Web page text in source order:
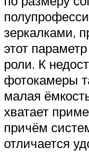
зеркалками,
этот
роли. К
фотокамеры
малая
хватает
причём
отличается